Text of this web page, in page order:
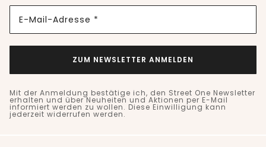
E-Mail-Adresse *
ZUM NEWSLETTER ANMELDEN
Mit der Anmeldung bestätige ich, den Street One Newsletter
erhalten und über Neuheiten und Aktionen per E-Mail
informiert werden zu wollen. Diese Einwilligung kann
jederzeit widerrufen werden.